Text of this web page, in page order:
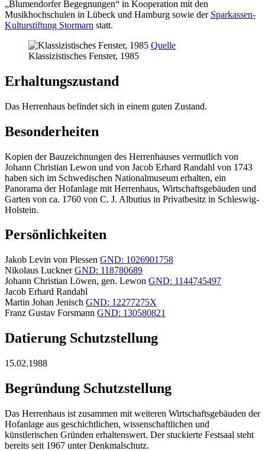
„Blumendorfer Begegnungen“ in Kooperation mit den
Musikhochschulen in Lübeck und Hamburg sowie der Sparkassen-
Kulturstiftung Stormarn statt.
Quelle
Klassizistisches Fenster, 1985
Erhaltungszustand
Das Herrenhaus befindet sich in einem guten Zustand.
Besonderheiten
Kopien der Bauzeichnungen des Herrenhauses vermutlich von
Johann Christian Lewon und von Jacob Erhard Randahl von 1743
haben sich im Schwedischen Nationalmuseum erhalten, ein
Panorama der Hofanlage mit Herrenhaus, Wirtschaftsgebäuden und
Garten von ca. 1760 von C. J. Albutius in Privatbesitz in Schleswig-
Holstein.
Persönlichkeiten
Jakob Levin von Plessen GND: 1026901758
Nikolaus LucknerGND: 118780689
Johann Christian Löwen, gen. Lewon GND: 1144745497
Jacob Erhard Randahl
Martin Johan Jenisch GND: 12277275X
Franz Gustav Forsmann GND: 130580821
Datierung Schutzstellung
15.02.1988
Begründung Schutzstellung
Das Herrenhaus ist zusammen mit weiteren Wirtschaftsgebäuden der
Hofanlage aus geschichtlichen, wissenschaftlichen und
künstlerischen Gründen erhaltenswert. Der stuckierte Festsaal steht
bereits seit 1967 unter Denkmalschutz.